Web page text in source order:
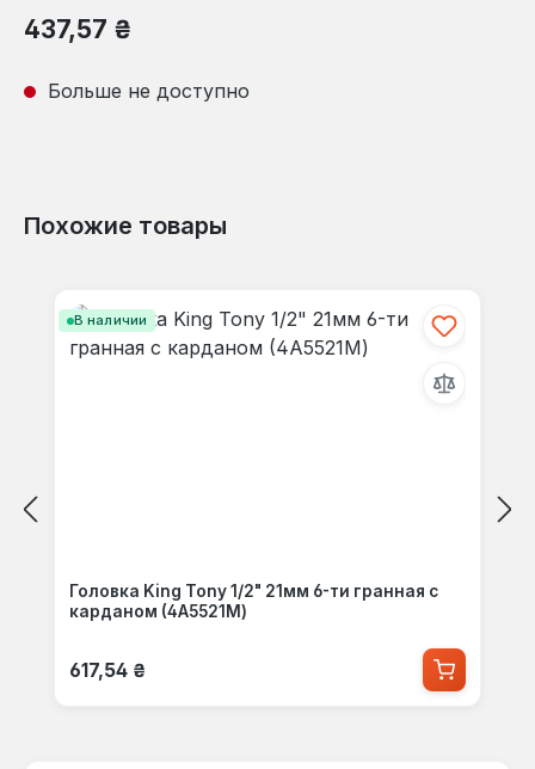
Обычная цена:
437,57 ₴
Больше не доступно
Похожие товары
В наличии
Головка King Tony 1/2" 21мм 6-ти гранная с
карданом (4A5521M)
Обычная цена:
617,54 ₴